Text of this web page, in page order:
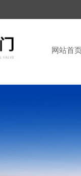
网站首